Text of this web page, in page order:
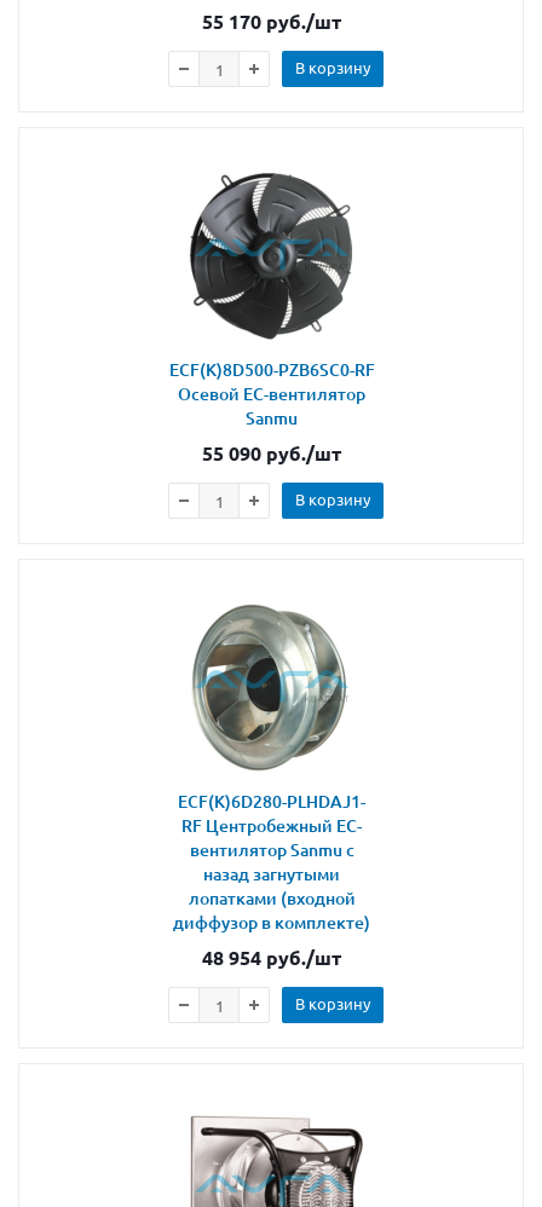
55 170 руб./шт
В корзину
ECF(K)8D500-PZB6SC0-RF
Осевой ЕС-вентилятор
Sanmu
55 090 руб./шт
В корзину
ECF(K)6D280-PLHDAJ1-
RF Центробежный ЕС-
вентилятор Sanmu с
назад загнутыми
лопатками (входной
диффузор в комплекте)
48 954 руб./шт
В корзину